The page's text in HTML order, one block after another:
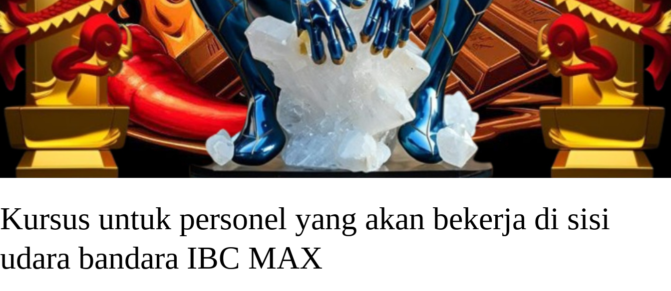
Kursus untuk personel yang akan bekerja di sisi
udara bandara IBC MAX